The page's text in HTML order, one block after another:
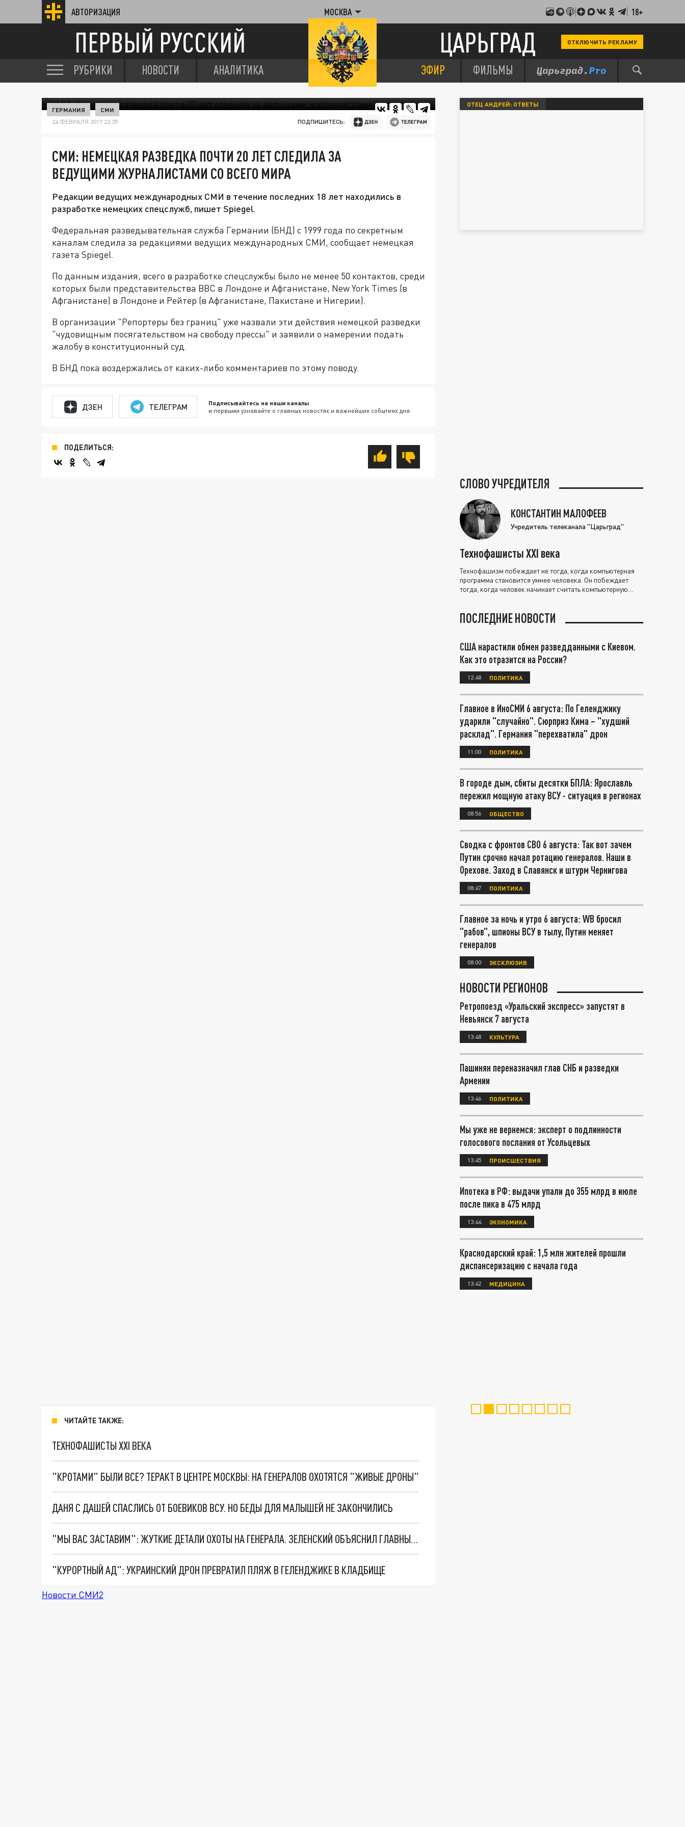
АВТОРИЗАЦИЯ МОСКВА 18+
ПЕРВЫЙ РУССКИЙ ЦАРЬГРАД ОТКЛЮЧИТЬ РЕКЛАМУ
РУБРИКИ НОВОСТИ АНАЛИТИКА ЭФИР ФИЛЬМЫ
ГЕРМАНИЯ СМИ
24 ФЕВРАЛЯ 2017 22:35 ПОДПИШИТЕСЬ:
СМИ: НЕМЕЦКАЯ РАЗВЕДКА ПОЧТИ 20 ЛЕТ СЛЕДИЛА ЗА
ВЕДУЩИМИ ЖУРНАЛИСТАМИ СО ВСЕГО МИРА
Редакции ведущих международных СМИ в течение последних 18 лет находились в
разработке немецких спецслужб, пишет Spiegel.
Федеральная разведывательная служба Германии (БНД) с 1999 года по секретным
каналам следила за редакциями ведущих международных СМИ, сообщает немецкая
газета Spiegel.
По данным издания, всего в разработке спецслужбы было не менее 50 контактов, среди
которых были представительства ВВС в Лондоне и Афганистане, New York Times (в
Афганистане) в Лондоне и Рейтер (в Афганистане, Пакистане и Нигерии).
В организации "Репортеры без границ" уже назвали эти действия немецкой разведки
"чудовищным посягательством на свободу прессы" и заявили о намерении подать
жалобу в конституционный суд.
В БНД пока воздержались от каких-либо комментариев по этому поводу.
ДЗЕН ТЕЛЕГРАМ Подписывайтесь на наши каналы
и первыми узнавайте о главных новостях и важнейших событиях дня.
ПОДЕЛИТЬСЯ:
ЧИТАЙТЕ ТАКЖЕ:
ТЕХНОФАШИСТЫ XXI ВЕКА
"КРОТАМИ" БЫЛИ ВСЕ? ТЕРАКТ В ЦЕНТРЕ МОСКВЫ: НА ГЕНЕРАЛОВ ОХОТЯТСЯ "ЖИВЫЕ ДРОНЫ"
ДАНЯ С ДАШЕЙ СПАСЛИСЬ ОТ БОЕВИКОВ ВСУ. НО БЕДЫ ДЛЯ МАЛЫШЕЙ НЕ ЗАКОНЧИЛИСЬ
"МЫ ВАС ЗАСТАВИМ": ЖУТКИЕ ДЕТАЛИ ОХОТЫ НА ГЕНЕРАЛА. ЗЕЛЕНСКИЙ ОБЪЯСНИЛ ГЛАВНЫЙ СМЫСЛ ТЕРАКТА В ЦЕНТРЕ МОСКВЫ
"КУРОРТНЫЙ АД": УКРАИНСКИЙ ДРОН ПРЕВРАТИЛ ПЛЯЖ В ГЕЛЕНДЖИКЕ В КЛАДБИЩЕ
Новости СМИ2
ОТЕЦ АНДРЕЙ: ОТВЕТЫ
СЛОВО УЧРЕДИТЕЛЯ
КОНСТАНТИН МАЛОФЕЕВ
Учредитель телеканала "Царьград"
Технофашисты XXI века
Технофашизм побеждает не тогда, когда компьютерная
программа становится умнее человека. Он побеждает
тогда, когда человек начинает считать компьютерную
ПОСЛЕДНИЕ НОВОСТИ
США нарастили обмен разведданными с Киевом.
Как это отразится на России?
12:48 ПОЛИТИКА
Главное в ИноСМИ 6 августа: По Геленджику
ударили "случайно". Сюрприз Кима – "худший
расклад". Германия "перехватила" дрон
11:00 ПОЛИТИКА
В городе дым, сбиты десятки БПЛА: Ярославль
пережил мощную атаку ВСУ - ситуация в регионах
08:56 ОБЩЕСТВО
Сводка с фронтов СВО 6 августа: Так вот зачем
Путин срочно начал ротацию генералов. Наши в
Орехове. Заход в Славянск и штурм Чернигова
08:47 ПОЛИТИКА
Главное за ночь и утро 6 августа: WB бросил
"рабов", шпионы ВСУ в тылу, Путин меняет
генералов
08:00 ЭКСКЛЮЗИВ
НОВОСТИ РЕГИОНОВ
Ретропоезд «Уральский экспресс» запустят в
Невьянск 7 августа
13:48 КУЛЬТУРА
Пашинян переназначил глав СНБ и разведки
Армении
13:46 ПОЛИТИКА
Мы уже не вернемся: эксперт о подлинности
голосового послания от Усольцевых
13:45 ПРОИСШЕСТВИЯ
Ипотека в РФ: выдачи упали до 355 млрд в июле
после пика в 475 млрд
13:44 ЭКОНОМИКА
Краснодарский край: 1,5 млн жителей прошли
диспансеризацию с начала года
13:42 МЕДИЦИНА